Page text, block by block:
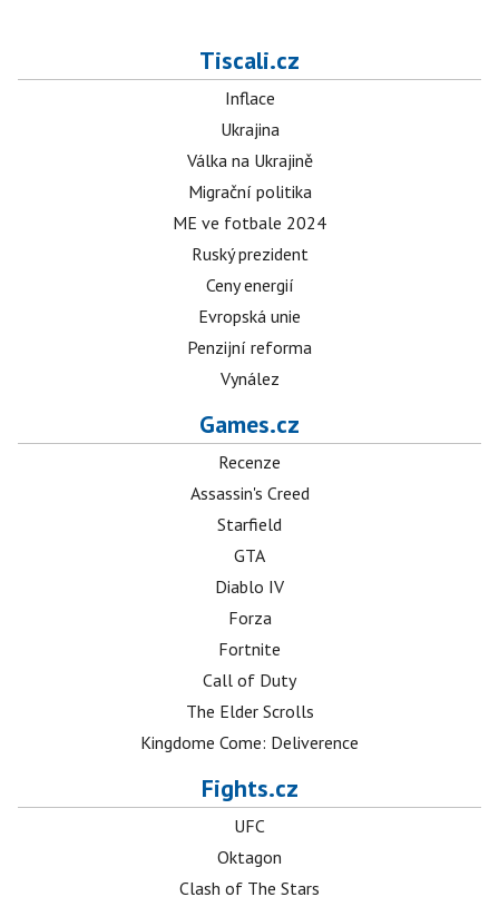
Tiscali.cz
Inflace
Ukrajina
Válka na Ukrajině
Migrační politika
ME ve fotbale 2024
Ruský prezident
Ceny energií
Evropská unie
Penzijní reforma
Vynález
Games.cz
Recenze
Assassin's Creed
Starfield
GTA
Diablo IV
Forza
Fortnite
Call of Duty
The Elder Scrolls
Kingdome Come: Deliverence
Fights.cz
UFC
Oktagon
Clash of The Stars